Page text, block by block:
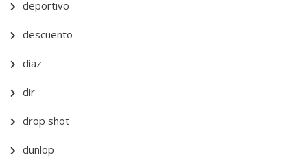
deportivo
descuento
diaz
dir
drop shot
dunlop